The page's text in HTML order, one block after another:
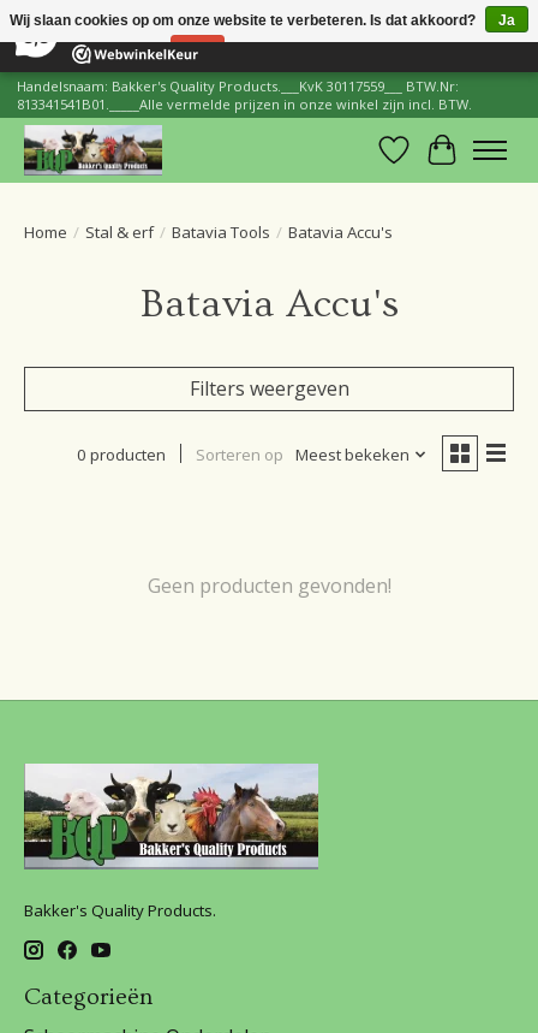
206 Reviews ×
Handelsnaam: Bakker's Quality Products.___KvK 30117559___ BTW.Nr:
813341541B01._____Alle vermelde prijzen in onze winkel zijn incl. BTW.
Verlanglijst
Home / Stal & erf / Batavia Tools / Batavia Accu's
Batavia Accu's
Filters weergeven
0 producten Sorteren op Meest bekeken
Geen producten gevonden!
Bakker's Quality Products.
Categorieën
Wij slaan cookies op om onze website te verbeteren. Is dat akkoord?
Ja
Nee